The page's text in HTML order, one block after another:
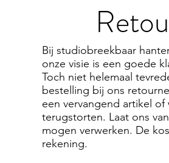
Bij studiobreekbaar
onze visie is een goede
Toch niet helemaal
bestelling bij ons
een vervangend artikel of
terugstorten. Laat ons
mogen verwerken. De
rekening.